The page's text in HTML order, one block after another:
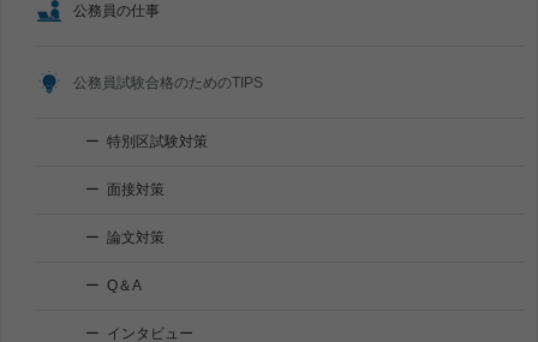
公務員の仕事
公務員試験合格のためのTIPS
特別区試験対策
面接対策
論文対策
Q＆A
インタビュー